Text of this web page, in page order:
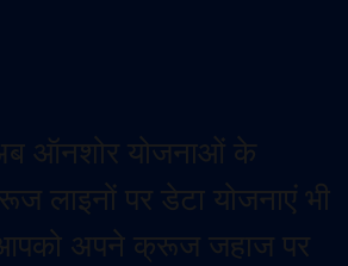
ऑनशोर योजनाओं के
लाइनों पर डेटा योजनाएं भी
आपको अपने क्रूज जहाज पर